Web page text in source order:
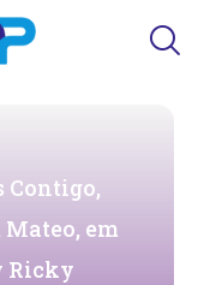
Contigo,
em
Ricky